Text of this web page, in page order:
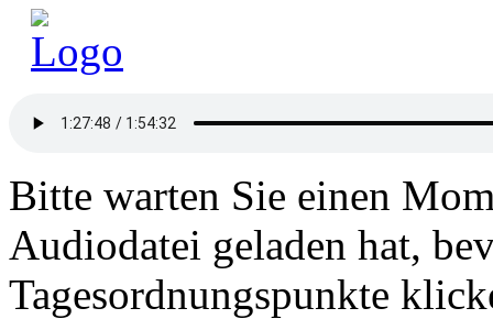
Bitte warten Sie einen
Audiodatei geladen hat,
Tagesordnungspunkte